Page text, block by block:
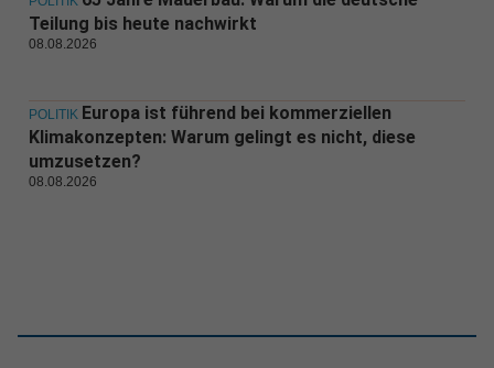
Teilung bis heute nachwirkt
08.08.2026
POLITIK Europa ist führend bei kommerziellen
Klimakonzepten: Warum gelingt es nicht, diese
umzusetzen?
08.08.2026